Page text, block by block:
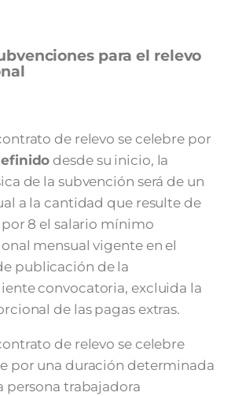
para el relevo
de relevo se celebre por
desde su inicio, la
de la subvención será de un
a la cantidad que resulte de
8 el salario mínimo
mensual vigente en el
publicación de la
convocatoria, excluida la
de las pagas extras.
de relevo se celebre
por una duración determinada
persona trabajadora